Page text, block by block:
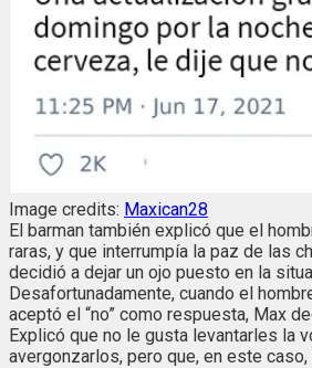
Image credits: Maxican28
El barman también explicó que el
raras, y que interrumpía la paz de las
decidió a dejar un ojo puesto en la
Desafortunadamente, cuando el
aceptó el “no” como respuesta, Max
Explicó que no le gusta levantarles la
avergonzarlos, pero que, en este